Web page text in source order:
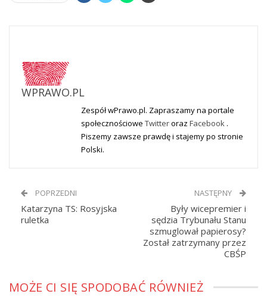
WPRAWO.PL
Zespół wPrawo.pl. Zapraszamy na portale
społecznościowe Twitteroraz Facebook .
Piszemy zawsze prawdę i stajemy po stronie
Polski.
POPRZEDNI
Katarzyna TS: Rosyjska
ruletka
NASTĘPNY
Były wicepremier i
sędzia Trybunału Stanu
szmuglował papierosy?
Został zatrzymany przez
CBŚP
MOŻE CI SIĘ SPODOBAĆ RÓWNIEŻ